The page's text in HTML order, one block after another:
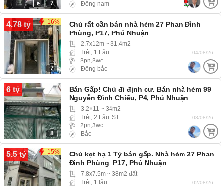
7 Đông nam
4.78 tỷ -16%
7
Chủ rất cần bán nhà hẻm 27 Phan Đình
Phùng, P17, Phú Nhuận
2.7x12m ~ 31.4m2
Trệt, 1 Lầu
3pn,3wc
Đông bắc
04/08/26
6 tỷ
8
Bán Gấp! Chủ đi định cư. Bán nhà hẻm 99
Nguyễn Đình Chiểu, P4, Phú Nhuận
3.2×11 ~ 34m2
Trệt, 2 Lầu, ST
2pn,3wc
Bắc
03/08/26
5.5 tỷ -15%
Chủ kẹt hạ 1 Tỷ bán gấp. Nhà hẻm 27 Phan
Đình Phùng, P17, Phú Nhuận
7.8x7.5m ~ 38m2 đất
Trệt, 1 lầu
02/08/26